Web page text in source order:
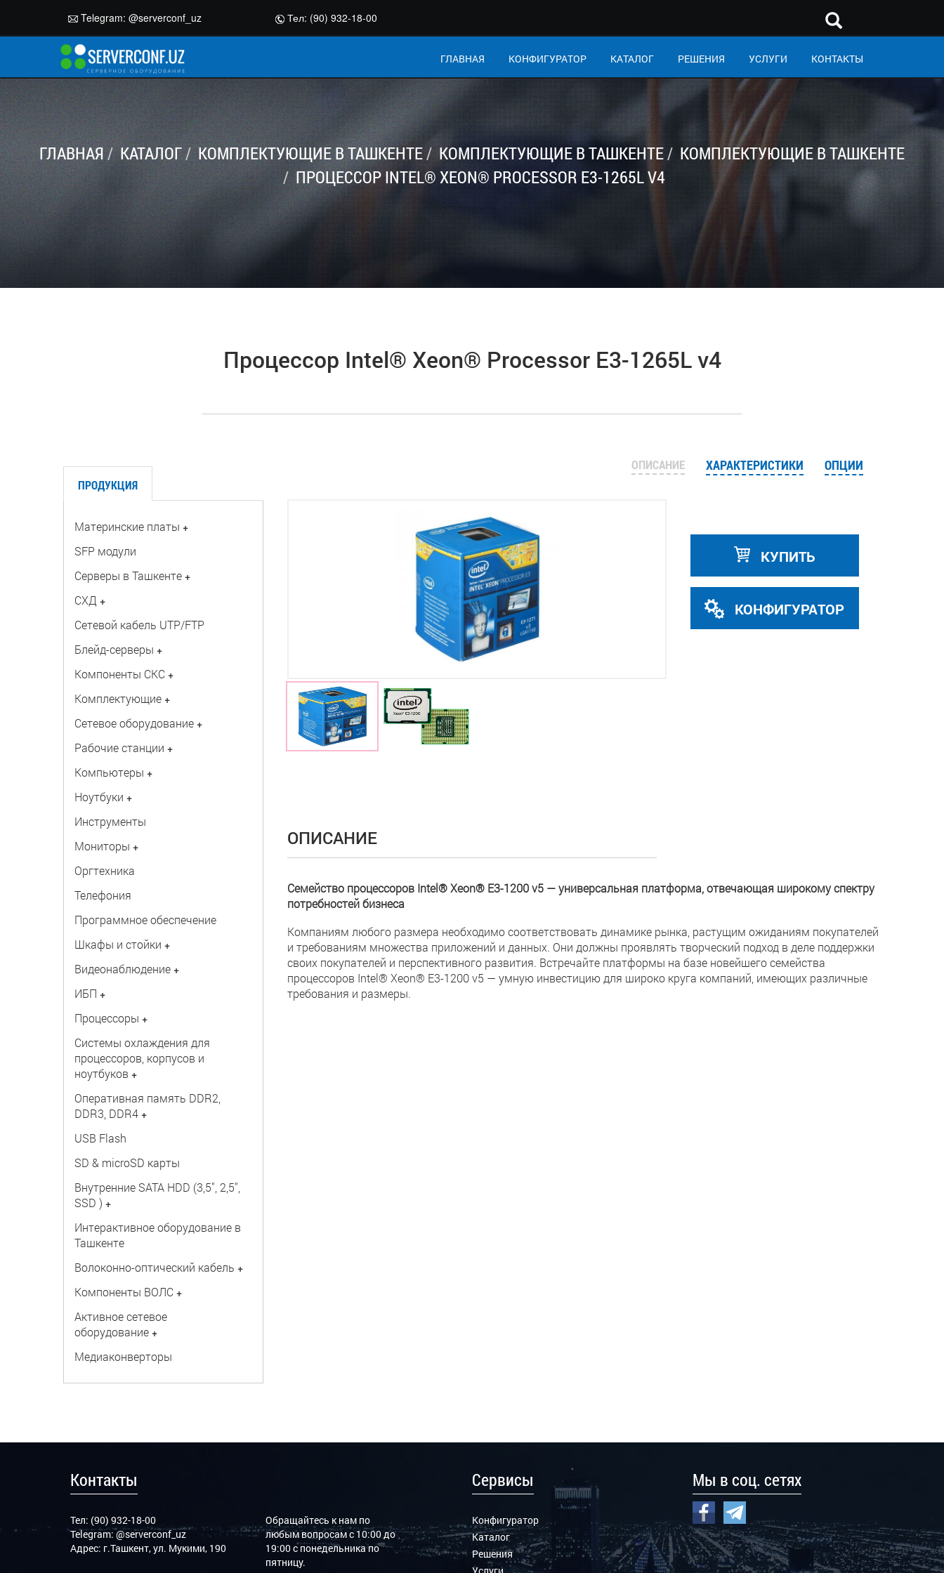
Telegram: @serverconf_uz Тел: (90) 932-18-00
ГЛАВНАЯ КОНФИГУРАТОР КАТАЛОГ РЕШЕНИЯ УСЛУГИ КОНТАКТЫ
ГЛАВНАЯ КАТАЛОГ КОМПЛЕКТУЮЩИЕ В ТАШКЕНТЕ КОМПЛЕКТУЮЩИЕ В ТАШКЕНТЕ
КОМПЛЕКТУЮЩИЕ В ТАШКЕНТЕ
ПРОЦЕССОР INTEL® XEON® PROCESSOR E3-1265L V4
Процессор Intel® Xeon® Processor E3-1265L v4
ПРОДУКЦИЯ
Материнские платы +
SFP модули
Серверы в Ташкенте +
СХД +
Сетевой кабель UTP/FTP
Блейд-серверы +
Компоненты СКС +
Комплектующие +
Сетевое оборудование +
Рабочие станции +
Компьютеры +
Ноутбуки +
Инструменты
Мониторы +
Оргтехника
Телефония
Программное обеспечение
Шкафы и стойки +
Видеонаблюдение +
ИБП +
Процессоры +
Системы охлаждения для
процессоров, корпусов и
ноутбуков +
Оперативная память DDR2,
DDR3, DDR4 +
USB Flash
SD & microSD карты
Внутренние SATA HDD (3,5", 2,5",
SSD ) +
Интерактивное оборудование в
Ташкенте
Волоконно-оптический кабель +
Компоненты ВОЛС +
Активное сетевое
оборудование +
Медиаконверторы
ОПИСАНИЕ ХАРАКТЕРИСТИКИ ОПЦИИ
КУПИТЬ
КОНФИГУРАТОР
ОПИСАНИЕ
Семейство процессоров Intel® Xeon® E3-1200 v5 — универсальная платформа, отвечающая широкому спектру
потребностей бизнеса
Компаниям любого размера необходимо соответствовать динамике рынка, растущим ожиданиям покупателей
и требованиям множества приложений и данных. Они должны проявлять творческий подход в деле поддержки
своих покупателей и перспективного развития. Встречайте платформы на базе новейшего семейства
процессоров Intel® Xeon® E3-1200 v5 — умную инвестицию для широко круга компаний, имеющих различные
требования и размеры.
Контакты
Тел: (90) 932-18-00
Telegram:@serverconf_uz
Адрес: г.Ташкент, ул. Мукими, 190
Обращайтесь к нам по
любым вопросам с 10:00 до
19:00 с понедельника по
пятницу.
Сервисы
Конфигуратор
Каталог
Решения
Мы в соц. сетях